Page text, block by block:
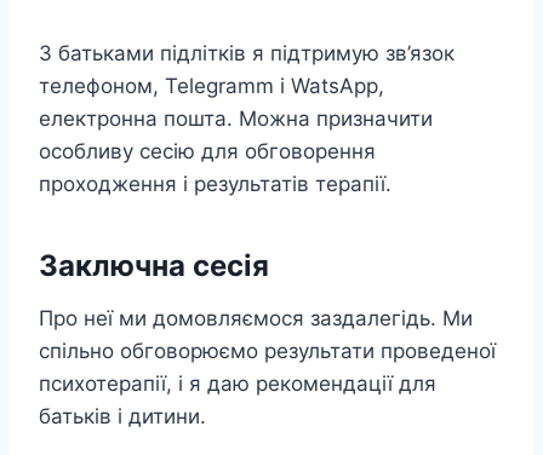
З батьками підлітків я підтримую зв’язок
телефоном, Telegramm і WatsApp,
електронна пошта. Можна призначити
особливу сесію для обговорення
проходження і результатів терапії.
Заключна сесія
Про неї ми домовляємося заздалегідь. Ми
спільно обговорюємо результати проведеної
психотерапії, і я даю рекомендації для
батьків і дитини.